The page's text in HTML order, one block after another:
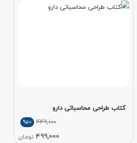
کتاب طراحی محاسباتی دارو
449,100
%10
499,000 تومان